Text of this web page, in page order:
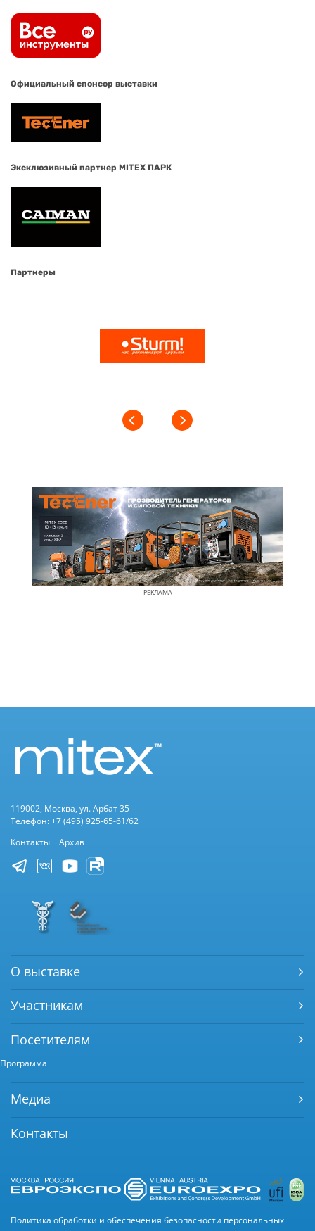
Официальный спонсор выставки
Эксклюзивный партнер MITEX ПАРК
Партнеры
РЕКЛАМА
119002, Москва, ул. Арбат 35
Телефон: +7 (495) 925-65-61/62
Контакты
Архив
О выставке
Участникам
Посетителям
Программа
Медиа
Контакты
Политика обработки и обеспечения безопасности персональных